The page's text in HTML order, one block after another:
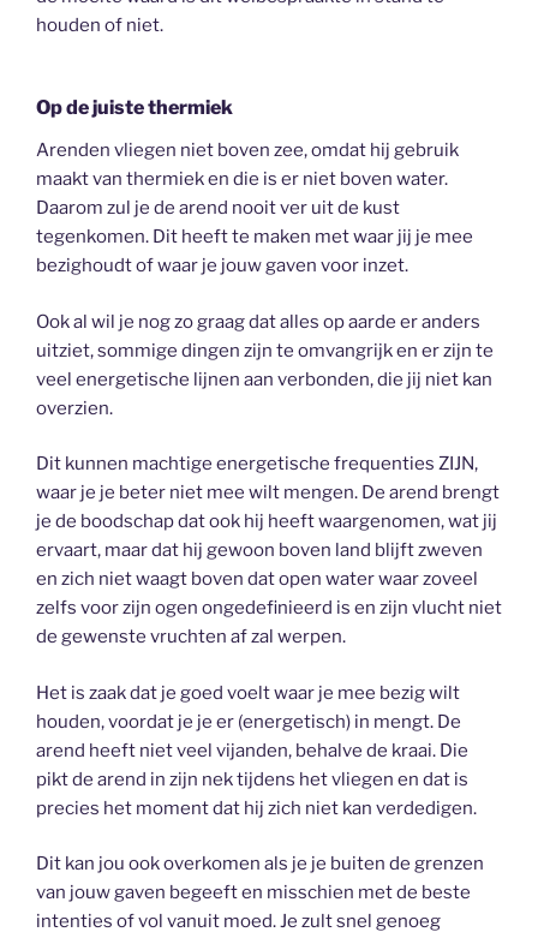
houden of niet.
Op de juiste thermiek
Arenden vliegen niet boven zee, omdat hij gebruik
maakt van thermiek en die is er niet boven water.
Daarom zul je de arend nooit ver uit de kust
tegenkomen. Dit heeft te maken met waar jij je mee
bezighoudt of waar je jouw gaven voor inzet.
Ook al wil je nog zo graag dat alles op aarde er anders
uitziet, sommige dingen zijn te omvangrijk en er zijn te
veel energetische lijnen aan verbonden, die jij niet kan
overzien.
Dit kunnen machtige energetische frequenties ZIJN,
waar je je beter niet mee wilt mengen. De arend brengt
je de boodschap dat ook hij heeft waargenomen, wat jij
ervaart, maar dat hij gewoon boven land blijft zweven
en zich niet waagt boven dat open water waar zoveel
zelfs voor zijn ogen ongedefinieerd is en zijn vlucht niet
de gewenste vruchten af zal werpen.
Het is zaak dat je goed voelt waar je mee bezig wilt
houden, voordat je je er (energetisch) in mengt. De
arend heeft niet veel vijanden, behalve de kraai. Die
pikt de arend in zijn nek tijdens het vliegen en dat is
precies het moment dat hij zich niet kan verdedigen.
Dit kan jou ook overkomen als je je buiten de grenzen
van jouw gaven begeeft en misschien met de beste
intenties of vol vanuit moed. Je zult snel genoeg